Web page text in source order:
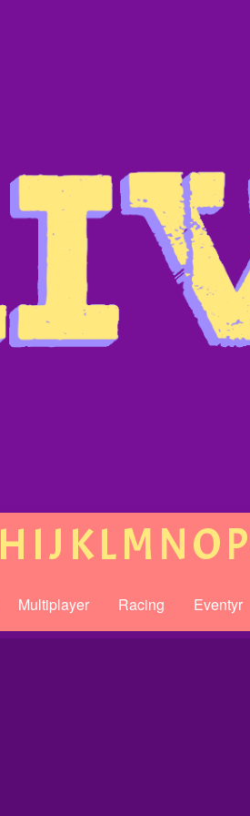
H IJ KLMNOP
Multiplayer Racing Eventyr